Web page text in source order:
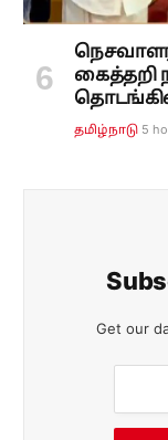
கைத்தறி
தமிழ்நாடு 5
Get our